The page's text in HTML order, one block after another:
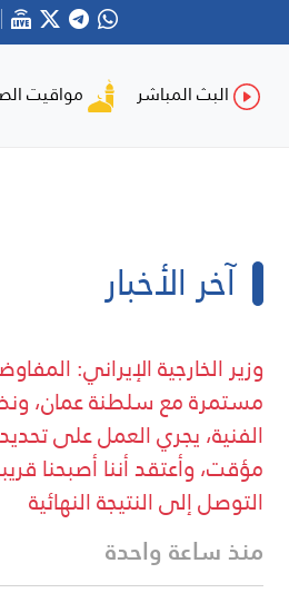
البث المباشر مواقيت
آخر الأخبار
وزير الخارجية الإيراني:
مستمرة مع سلطنة عمان،
الفنية، يجري العمل على
مؤقت، وأعتقد أننا أصبحنا
التوصل إلى النتيجة النهائية
منذ ساعة واحدة